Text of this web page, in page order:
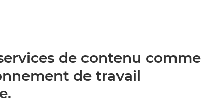
de contenu comme
de travail